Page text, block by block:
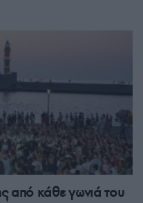
από κάθε γωνιά του